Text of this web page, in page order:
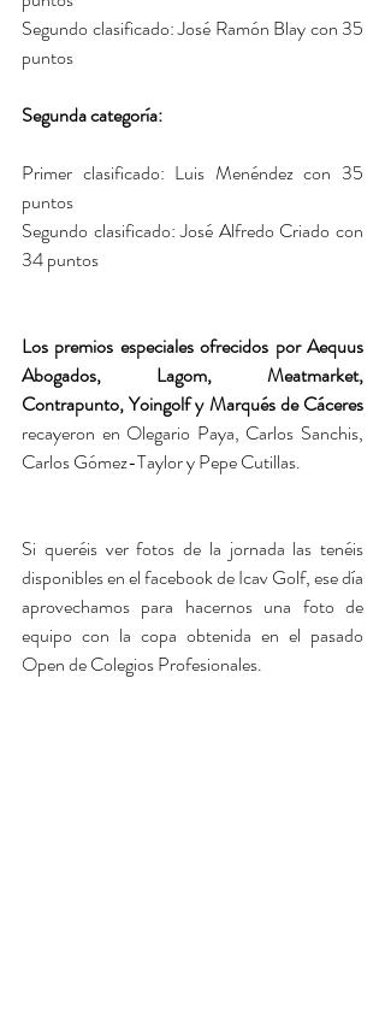
Segundo clasificado: José Ramón Blay con 35
puntos
Segunda categoría:
Primer clasificado: Luis Menéndez con 35
puntos
Segundo clasificado: José Alfredo Criado con
34 puntos
Los premios especiales ofrecidos por Aequus
Abogados, Lagom, Meatmarket,
Contrapunto, Yoingolf y Marqués de Cáceres
recayeron en Olegario Paya, Carlos Sanchis,
Carlos Gómez-Taylor y Pepe Cutillas.
Si queréis ver fotos de la jornada las tenéis
disponibles en el facebook de Icav Golf, ese día
aprovechamos para hacernos una foto de
equipo con la copa obtenida en el pasado
Open de Colegios Profesionales.